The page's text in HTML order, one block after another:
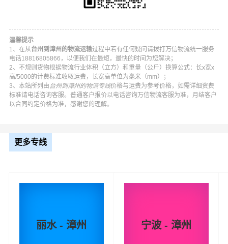
万信台州到漳州物流公司平台优势
万信在椒江区,黄岩区,路桥区,三门县,天台县,仙居县,温岭,临
海,玉环等地具有优势的物流网络资源，依靠芗城区,龙文区,
的物流专线运输业务，简化了货物操作流程，减少了货物
温馨提示
1、在从台州到漳州的物流运输过程中若有任何疑问请拨打万信物流统一服务
电话18816805866，以便我们在最短，最快的时间为您解决；
2、不规则货物根据物流行业体积（立方）和重量（公斤）换算公式：长x宽x
高/5000的计费标准收取运费，长宽高单位为毫米（mm）；
3、本站所列由 台州到漳州的物流专线价格与运费为参考价格，如需详细资费
标准请电话咨询客服。普通客户报价以电话咨询万信物流客服为准，月结客户
以合同约定价格为准，感谢您的理解。
更多专线
丽水 - 漳州 宁波 - 漳州